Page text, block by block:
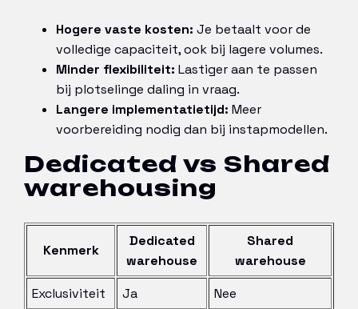
Hogere vaste kosten: Je betaalt voor de
volledige capaciteit, ook bij lagere volumes.
Minder flexibiliteit: Lastiger aan te passen
bij plotselinge daling in vraag.
Langere implementatietijd: Meer
voorbereiding nodig dan bij instapmodellen.
Dedicated vs Shared
warehousing
Kenmerk
Dedicated
warehouse
Shared
warehouse
Exclusiviteit
Ja
Nee